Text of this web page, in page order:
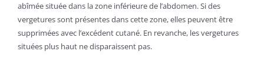
abîmée située dans la zone inférieure de l’abdomen. Si des
vergetures sont présentes dans cette zone, elles peuvent être
supprimées avec l’excédent cutané. En revanche, les vergetures
situées plus haut ne disparaissent pas.